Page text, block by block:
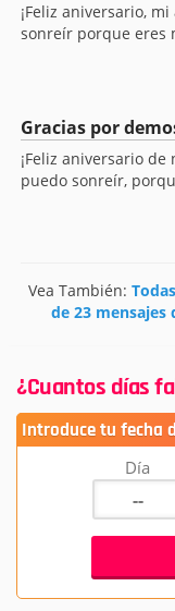
¡Feliz aniversario,
sonreír porque eres
Gracias por
¡Feliz aniversario
puedo sonreír,
Vea También:
de 23
¿Cuantos días
Introduce tu fecha
Día